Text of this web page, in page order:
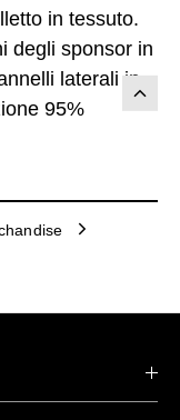
in tessuto.
degli sponsor in
laterali in
95%